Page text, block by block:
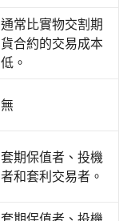
通常比實物交割期
貨合約的交易成本
低。
無
套期保值者、投機
者和套利交易者。